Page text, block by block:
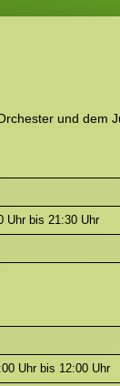
und dem
Uhr bis 21:30 Uhr
Uhr bis 12:00 Uhr